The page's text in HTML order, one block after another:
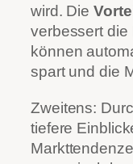
wird. Die
verbessert die
können
spart und die
Zweitens:
tiefere